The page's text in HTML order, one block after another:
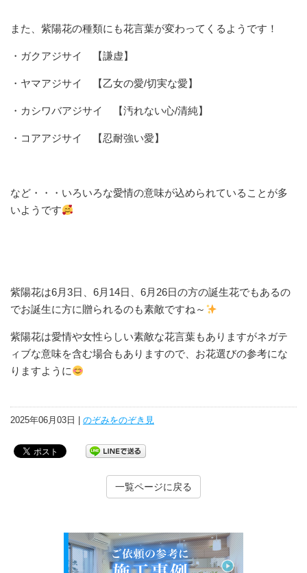
また、紫陽花の種類にも花言葉が変わってくるようです！
・ガクアジサイ 【謙虚】
・ヤマアジサイ 【乙女の愛/切実な愛】
・カシワバアジサイ 【汚れない心/清純】
・コアアジサイ 【忍耐強い愛】
など・・・いろいろな愛情の意味が込められていることが多
いようです
紫陽花は6月3日、6月14日、6月26日の方の誕生花でもあるの
でお誕生に方に贈られるのも素敵ですね～
紫陽花は愛情や女性らしい素敵な花言葉もありますがネガテ
ィブな意味を含む場合もありますので、お花選びの参考にな
りますように
2025年06月03日 | のぞみをのぞき見
一覧ページに戻る